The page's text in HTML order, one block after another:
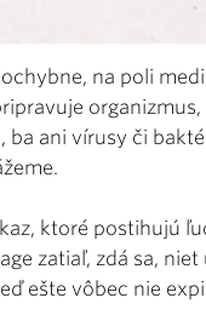
na poli
organizmus,
ba ani vírusy či
ktoré postihujú
zatiaľ, zdá sa,
ešte vôbec nie